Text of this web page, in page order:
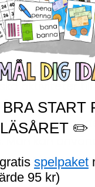
att röra sig
på stavning?
aktiviteter till
sig samtidigt
kan göras
kan
en station
START
LÄSÅRET ✏️
spelpaket
95 kr)